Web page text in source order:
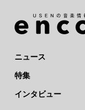
ニュース
特集
インタビュー